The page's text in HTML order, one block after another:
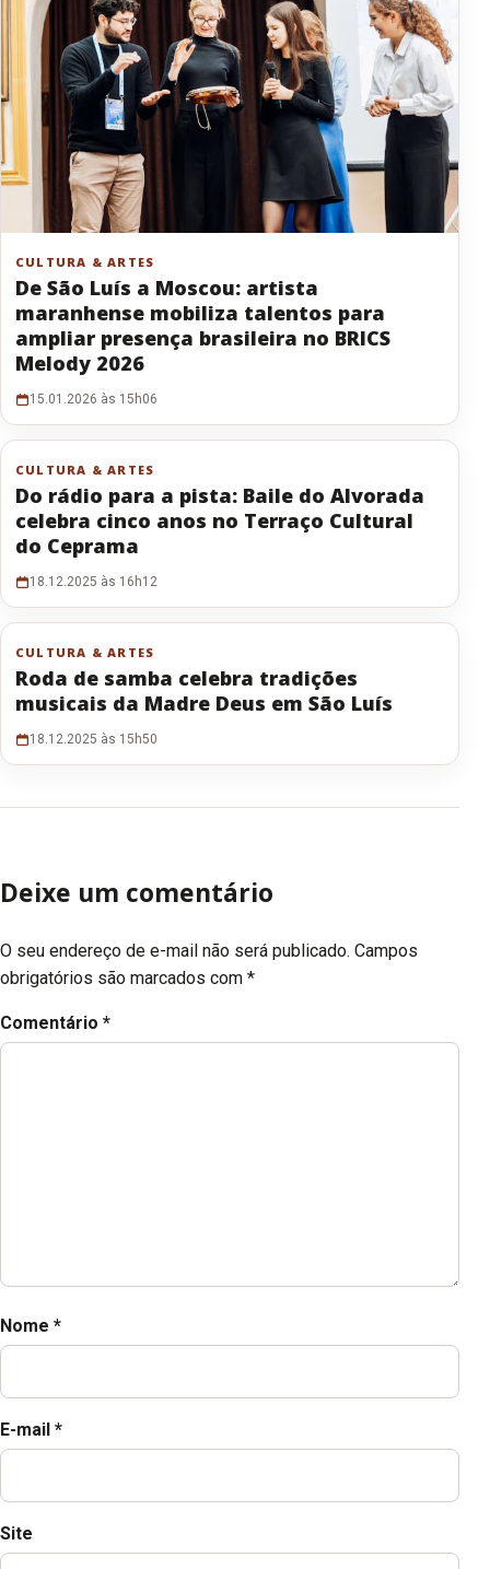
CULTURA & ARTES
De São Luís a Moscou: artista
maranhense mobiliza talentos para
ampliar presença brasileira no BRICS
Melody 2026
15.01.2026 às 15h06
CULTURA & ARTES
Do rádio para a pista: Baile do Alvorada
celebra cinco anos no Terraço Cultural
do Ceprama
18.12.2025 às 16h12
CULTURA & ARTES
Roda de samba celebra tradições
musicais da Madre Deus em São Luís
18.12.2025 às 15h50
Deixe um comentário
O seu endereço de e-mail não será publicado. Campos
obrigatórios são marcados com *
Comentário *
Nome *
E-mail *
Site